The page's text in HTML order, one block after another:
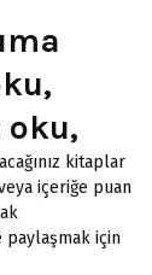
kitaplar
içeriğe puan
paylaşmak için